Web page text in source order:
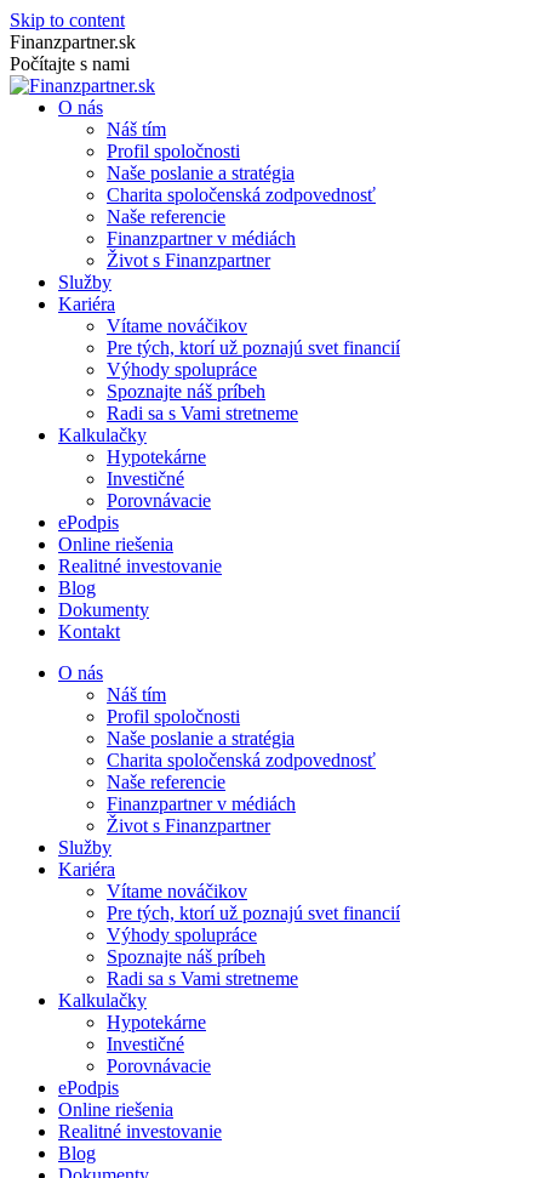
Skip to content
Finanzpartner.sk
Počítajte s nami
O nás
Náš tím
Profil spoločnosti
Naše poslanie a stratégia
Charita spoločenská zodpovednosť
Naše referencie
Finanzpartner v médiách
Život s Finanzpartner
Služby
Kariéra
Vítame nováčikov
Pre tých, ktorí už poznajú svet financií
Výhody spolupráce
Spoznajte náš príbeh
Radi sa s Vami stretneme
Kalkulačky
Hypotekárne
Investičné
Porovnávacie
ePodpis
Online riešenia
Realitné investovanie
Blog
Dokumenty
Kontakt
O nás
Náš tím
Profil spoločnosti
Naše poslanie a stratégia
Charita spoločenská zodpovednosť
Naše referencie
Finanzpartner v médiách
Život s Finanzpartner
Služby
Kariéra
Vítame nováčikov
Pre tých, ktorí už poznajú svet financií
Výhody spolupráce
Spoznajte náš príbeh
Radi sa s Vami stretneme
Kalkulačky
Hypotekárne
Investičné
Porovnávacie
ePodpis
Online riešenia
Realitné investovanie
Blog